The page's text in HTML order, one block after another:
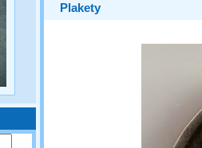
Plakety